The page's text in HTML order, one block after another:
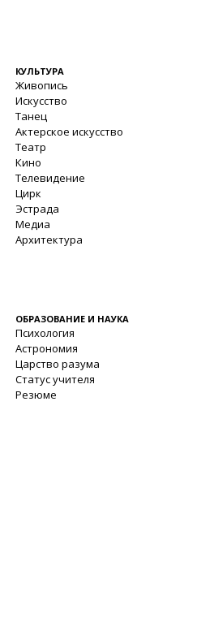
КУЛЬТУРА
Живопись
Искусство
Танец
Актерское искусство
Театр
Кино
Телевидение
Цирк
Эстрада
Медиа
Архитектура
ОБРАЗОВАНИЕ И НАУКА
Психология
Астрономия
Царство разума
Статус учителя
Резюме